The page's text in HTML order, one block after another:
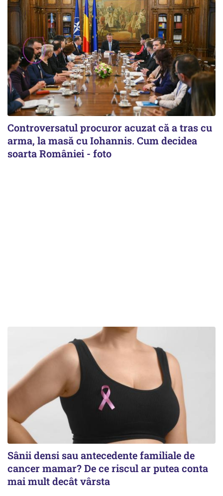
Controversatul procuror acuzat că a tras cu
arma, la masă cu Iohannis. Cum decidea
soarta României - foto
Sânii densi sau antecedente familiale de
cancer mamar? De ce riscul ar putea conta
mai mult decât vârsta